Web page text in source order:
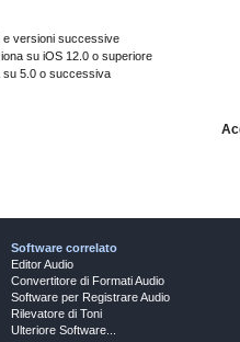
e versioni successive
su iOS 12.0 o superiore
su 5.0 o successiva
Software correlato
Editor Audio
Convertitore di Formati Audio
Software per Registrare Audio
Rilevatore di Toni
Ulteriore Software...